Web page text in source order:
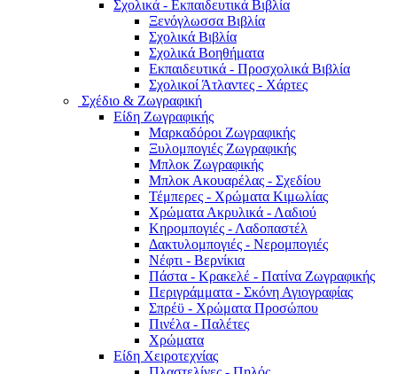
Σχολικά - Εκπαιδευτικά Βιβλία
Ξενόγλωσσα Βιβλία
Σχολικά Βιβλία
Σχολικά Βοηθήματα
Εκπαιδευτικά - Προσχολικά Βιβλία
Σχολικοί Άτλαντες - Χάρτες
Σχέδιο & Ζωγραφική
Είδη Ζωγραφικής
Μαρκαδόροι Ζωγραφικής
Ξυλομπογιές Ζωγραφικής
Μπλοκ Ζωγραφικής
Μπλοκ Ακουαρέλας - Σχεδίου
Τέμπερες - Χρώματα Κιμωλίας
Χρώματα Ακρυλικά - Λαδιού
Κηρομπογιές - Λαδοπαστέλ
Δακτυλομπογιές - Νερομπογιές
Νέφτι - Βερνίκια
Πάστα - Κρακελέ - Πατίνα Ζωγραφικής
Περιγράμματα - Σκόνη Αγιογραφίας
Σπρέϋ - Χρώματα Προσώπου
Πινέλα - Παλέτες
Χρώματα
Είδη Χειροτεχνίας